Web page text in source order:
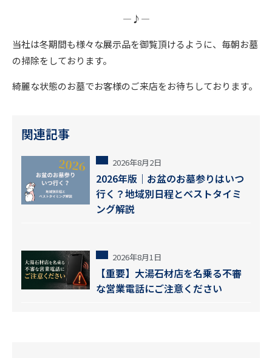
―♪―
当社は冬期間も様々な展示品を御覧頂けるように、毎朝お墓
の掃除をしております。
綺麗な状態のお墓でお客様のご来店をお待ちしております。
関連記事
2026年8月2日
2026年版｜お盆のお墓参りはいつ
行く？地域別日程とベストタイミ
ング解説
2026年8月1日
【重要】大湯石材店を名乗る不審
な営業電話にご注意ください